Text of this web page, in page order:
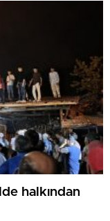
halkından